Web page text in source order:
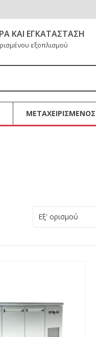
ΚΑΙ ΕΓΚΑΤΆΣΤΑΣΗ
εξοπλισμού
Εξ' ορισμού